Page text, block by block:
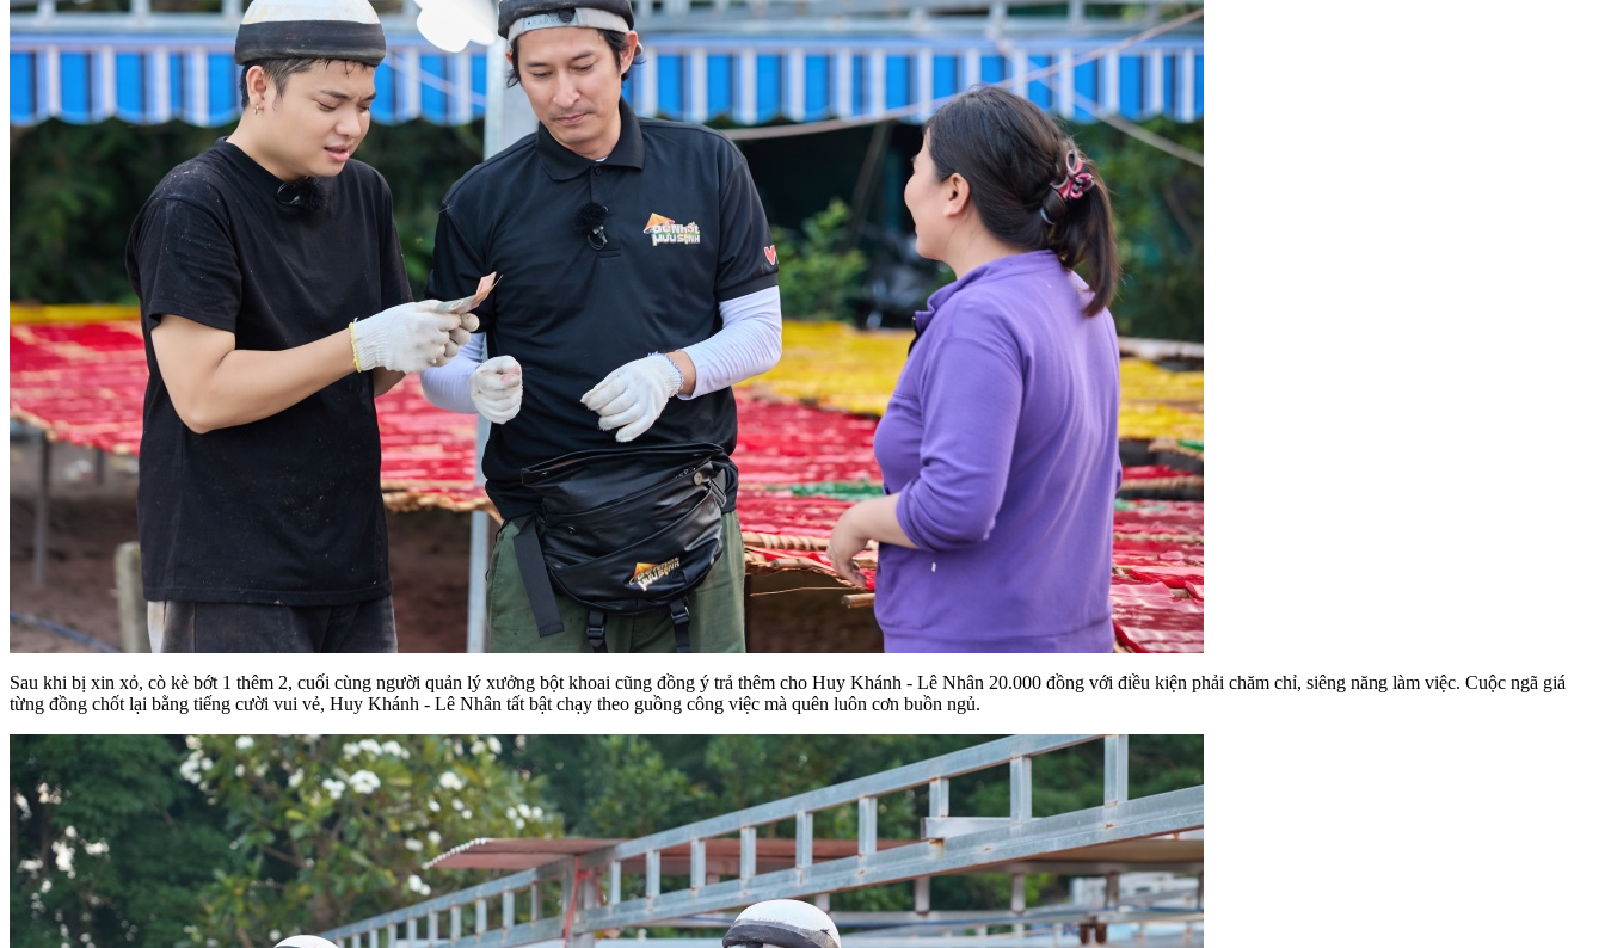
Sau khi bị xin xỏ, cò kè bớt 1 thêm 2, cuối cùng người quản lý xưởng bột khoai cũng đồng ý trả thêm cho Huy Khánh - Lê Nhân 20.000 đồng với điều kiện phải chăm chỉ, siêng năng làm việc. Cuộc ngã giá
từng đồng chốt lại bằng tiếng cười vui vẻ, Huy Khánh - Lê Nhân tất bật chạy theo guồng công việc mà quên luôn cơn buồn ngủ.